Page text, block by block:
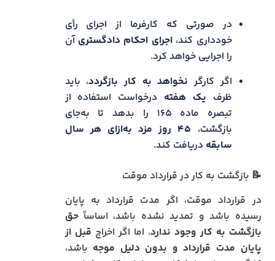
در صورتی که کارفرما از اجرای رأی
خودداری کند،اجرای احکام دادگستری آن
را اجرایی خواهد کرد.
اگر کارگر نخواهد به کار بازگردد، باید
ظرف یک هفته درخواست استفاده از
تبصره ماده ۱۶۵ را بدهد تا به‌جای
بازگشت،
۴۵ روز مزد به‌ازای هر سال
سابقه دریافت کند.
📝 بازگشت به کار در قرارداد موقت
در قرارداد موقت، اگر مدت قرارداد به پایان
رسیده باشد و تمدید نشده باشد، اساساًحق
بازگشت به کار وجود ندارد. اما اگر اخراج قبل از
پایان مدت قرارداد و بدون دلیل موجه باشد،